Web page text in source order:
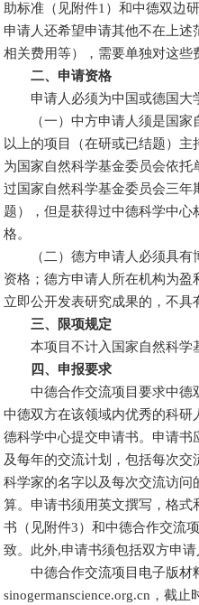
助标准（见附件1）和中德双边
申请人还希望申请其他不在上
相关费用等），需要单独对这些
二、申请资格
申请人必须为中国或德国大
（一）中方申请人须是国家
以上的项目（在研或已结题）
为国家自然科学基金委员会依
过国家自然科学基金委员会三
题），但是获得过中德科学中
格。
（二）德方申请人必须具有
资格；德方申请人所在机构为
立即公开发表研究成果的，不具
三、限项规定
本项目不计入国家自然科学
四、申报要求
中德合作交流项目要求中德
中德双方在该领域内优秀的科研
德科学中心提交申请书。申请
及每年的交流计划，包括每次
科学家的名字以及每次交流访
算。申请书须用英文撰写，格
书（见附件3）和中德合作交流
致。此外,申请书须包括双方申
中德合作交流项目电子版材
sinogermanscience.org.cn，截